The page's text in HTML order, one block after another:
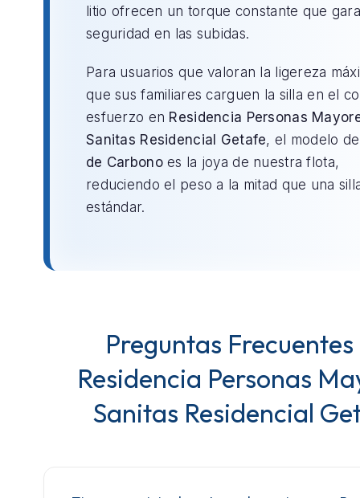
litio ofrecen un torque constante que
seguridad en las subidas.
Para usuarios que valoran la ligereza
que sus familiares carguen la silla en el
esfuerzo en Residencia Personas
Sanitas Residencial Getafe, el modelo
de Carbonoes la joya de nuestra flota,
reduciendo el peso a la mitad que una
estándar.
Preguntas Frecuentes
Residencia Personas
Sanitas Residencial